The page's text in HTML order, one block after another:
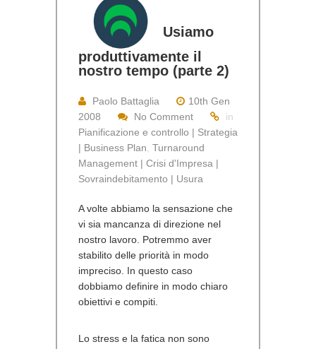
Usiamo
produttivamente il
nostro tempo (parte 2)
Paolo Battaglia
10th Gen
2008
No Comment
in
Pianificazione e controllo | Strategia
| Business Plan Turnaround
Management | Crisi d'Impresa |
Sovraindebitamento | Usura
A volte abbiamo la sensazione che
vi sia mancanza di direzione nel
nostro lavoro. Potremmo aver
stabilito delle priorità in modo
impreciso. In questo caso
dobbiamo definire in modo chiaro
obiettivi e compiti.
Lo stress e la fatica non sono